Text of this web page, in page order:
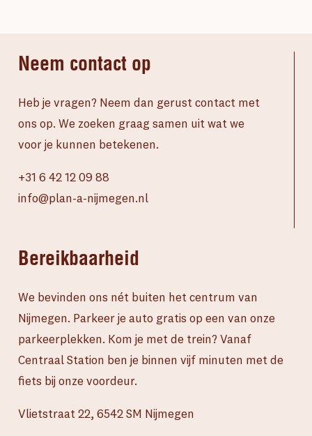
Neem contact op
Heb je vragen? Neem dan gerust contact met
ons op. We zoeken graag samen uit wat we
voor je kunnen betekenen.
+31 6 42 12 09 88
info@plan-a-nijmegen.nl
Bereikbaarheid
We bevinden ons nét buiten het centrum van
Nijmegen. Parkeer je auto gratis op een van onze
parkeerplekken. Kom je met de trein? Vanaf
Centraal Station ben je binnen vijf minuten met de
fiets bij onze voordeur.
Vlietstraat 22, 6542 SM Nijmegen